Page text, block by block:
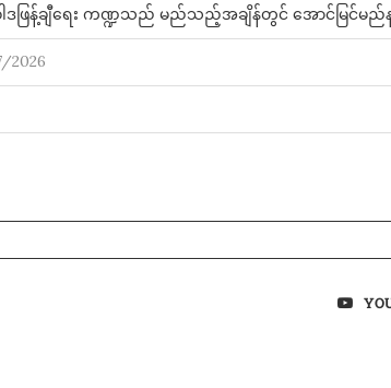
ါဒဖြန့်ချီရေး ကဏ္ဍသည် မည်သည့်အချိန်တွင် အောင်မြင်မည်
2026